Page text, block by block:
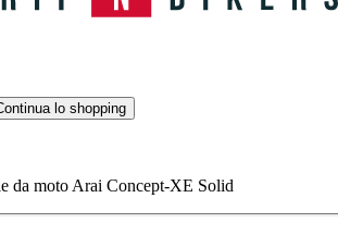
lo shopping
da moto Arai Concept-XE Solid